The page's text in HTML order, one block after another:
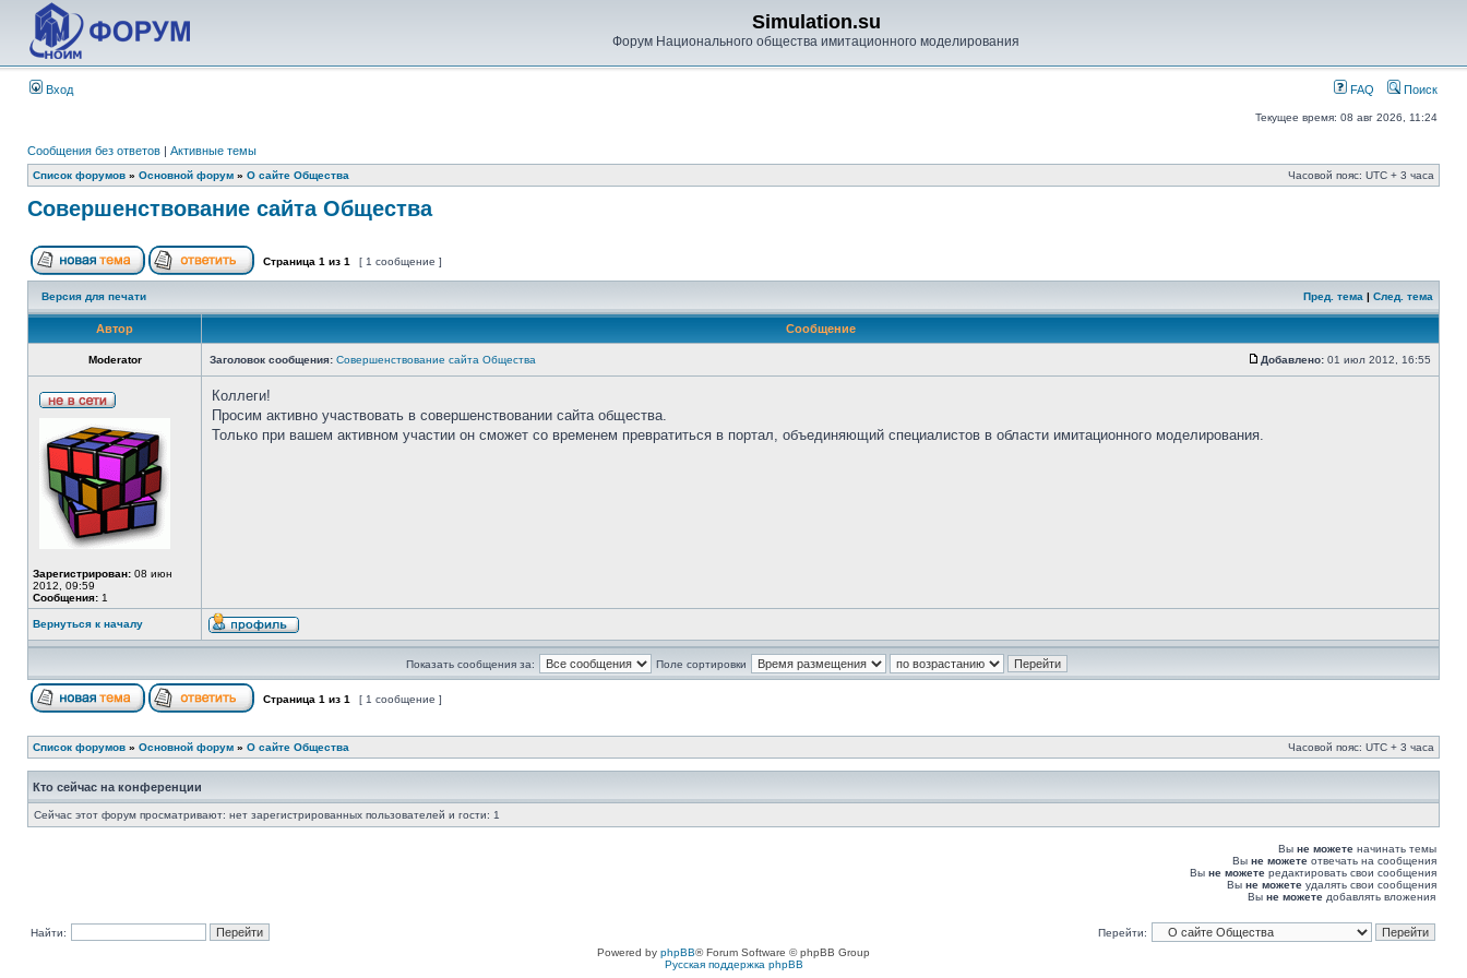
Simulation.su
Форум Национального общества имитационного моделирования
Вход FAQ Поиск
Текущее время: 08 авг 2026, 11:24
Сообщения без ответов | Активные темы
Список форумов » Основной форум » О сайте Общества Часовой пояс: UTC + 3 часа
Совершенствование сайта Общества
Страница 1 из 1 [ 1 сообщение ]
Версия для печати Пред. тема | След. тема
Автор Сообщение
Moderator Заголовок сообщения: Совершенствование сайта Общества Добавлено: 01 июл 2012, 16:55
Зарегистрирован: 08 июн
2012, 09:59
Сообщения: 1
Коллеги!
Просим активно участвовать в совершенствовании сайта общества.
Только при вашем активном участии он сможет со временем превратиться в портал, объединяющий специалистов в области имитационного моделирования.
Вернуться к началу
Показать сообщения за: Поле сортировки
Страница 1 из 1 [ 1 сообщение ]
Список форумов » Основной форум » О сайте Общества Часовой пояс: UTC + 3 часа
Кто сейчас на конференции
Сейчас этот форум просматривают: нет зарегистрированных пользователей и гости: 1
Вы не можете начинать темы
Вы не можете отвечать на сообщения
Вы не можете редактировать свои сообщения
Вы не можете удалять свои сообщения
Вы не можете добавлять вложения
Найти:
Перейти:
Powered by phpBB® Forum Software © phpBB Group
Русская поддержка phpBB